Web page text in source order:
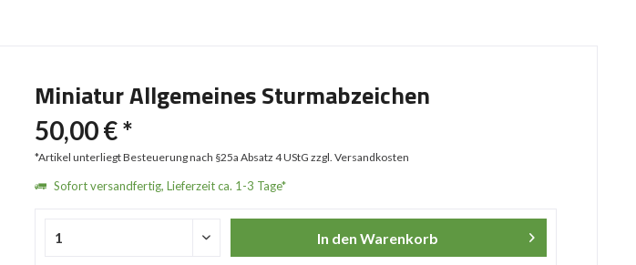
Miniatur Allgemeines Sturmabzeichen
50,00 € *
*Artikel unterliegt Besteuerung nach §25a Absatz 4 UStGzzgl. Versandkosten
Sofort versandfertig, Lieferzeit ca. 1-3 Tage*
In den Warenkorb